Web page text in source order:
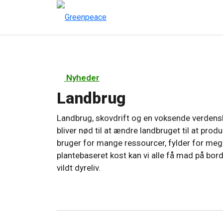
Nyheder
Landbrug
Landbrug, skovdrift og en voksende
bliver nød til at ændre landbruget til at
bruger for mange ressourcer, fylder for
plantebaseret kost kan vi alle få mad på
vildt dyreliv.